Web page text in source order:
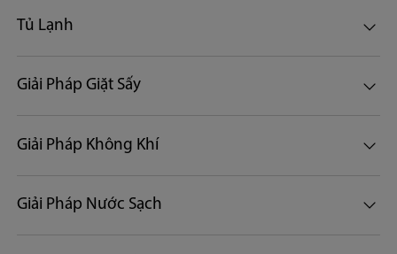
Tủ Lạnh
Giải Pháp Giặt Sấy
Giải Pháp Không Khí
Giải Pháp Nước Sạch